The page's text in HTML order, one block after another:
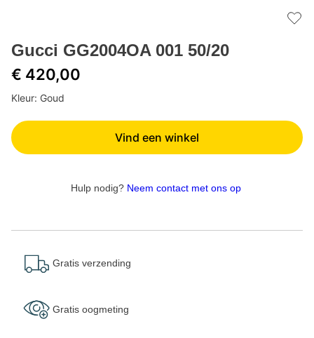
Gucci GG2004OA 001 50/20
€ 420,00
Kleur: Goud
Vind een winkel
Hulp nodig? Neem contact met ons op
Gratis verzending
Gratis oogmeting